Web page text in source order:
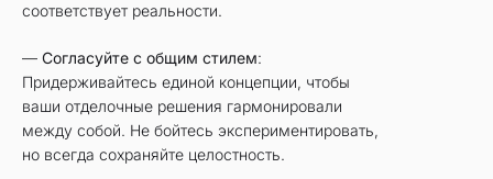
соответствует реальности.
— Согласуйте с общим стилем:
Придерживайтесь единой концепции, чтобы
ваши отделочные решения гармонировали
между собой. Не бойтесь экспериментировать,
но всегда сохраняйте целостность.